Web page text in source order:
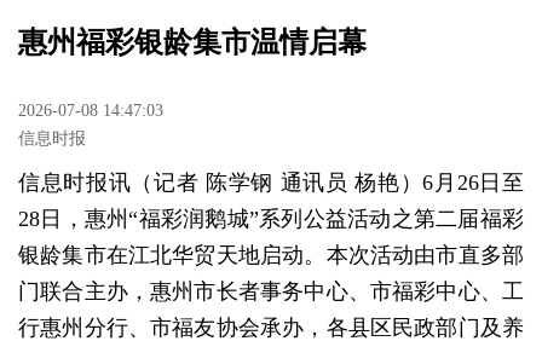
惠州福彩银龄集市温情启幕
2026-07-08 14:47:03
信息时报
信息时报讯（记者 陈学钢 通讯员 杨艳）6月26日至
28日，惠州“福彩润鹅城”系列公益活动之第二届福彩
银龄集市在江北华贸天地启动。本次活动由市直多部
门联合主办，惠州市长者事务中心、市福彩中心、工
行惠州分行、市福友协会承办，各县区民政部门及养